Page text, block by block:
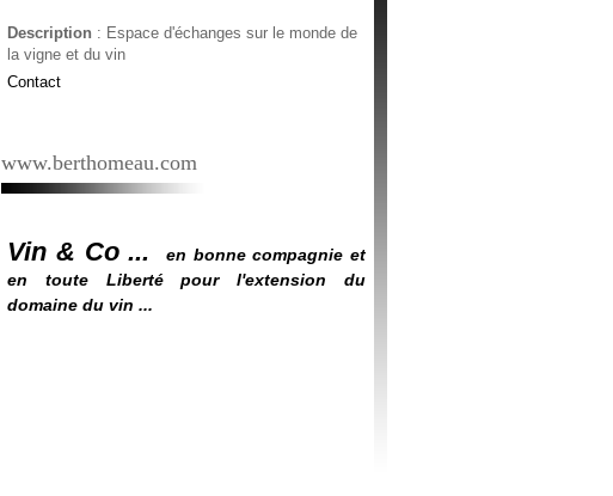
Description : Espace d'échanges sur le monde de
la vigne et du vin
Contact
www.berthomeau.com
Vin & Co ...
en bonne compagnie et
en toute Liberté pour l'extension du
domaine du vin ...